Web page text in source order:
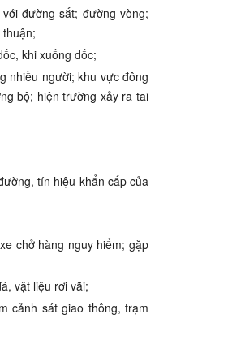
đường sắt; đường vòng;
ốc, khi xuống dốc;
nhiều người; khu vựcđông
bộ; hiện trường xảy ra tai
ường, tín hiệu khẩn cấp của
chởhàng nguyhiểm; gặp
vật liệu rơi vãi;
cảnh sát giao thông,trạm